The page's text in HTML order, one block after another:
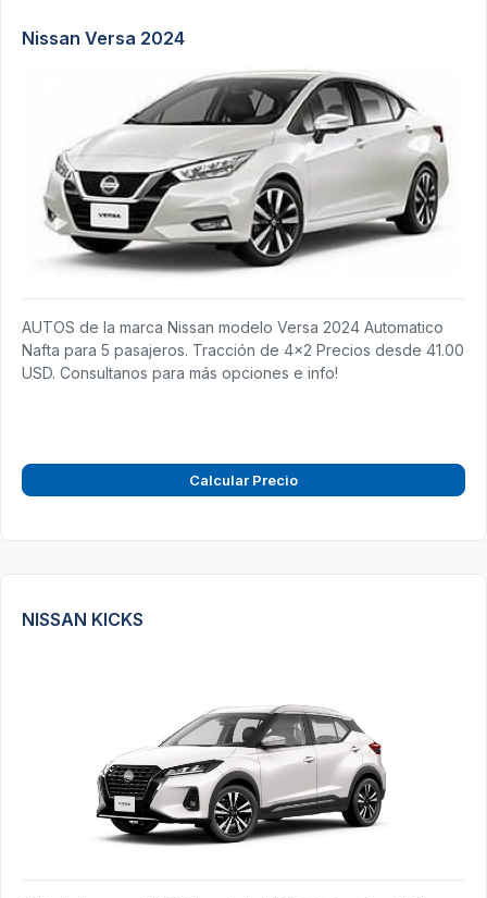
Nissan Versa 2024
AUTOS de la marca Nissan modelo Versa 2024 Automatico
Nafta para 5 pasajeros. Tracción de 4x2 Precios desde 41.00
USD. Consultanos para más opciones e info!
Calcular Precio
NISSAN KICKS